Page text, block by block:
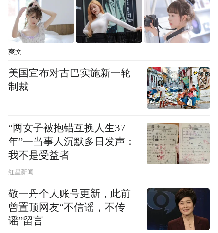
爽文
美国宣布对古巴实施新一轮
制裁
“两女子被抱错互换人生37
年”一当事人沉默多日发声：
我不是受益者
红星新闻
敬一丹个人账号更新，此前
曾置顶网友“不信谣，不传
谣”留言